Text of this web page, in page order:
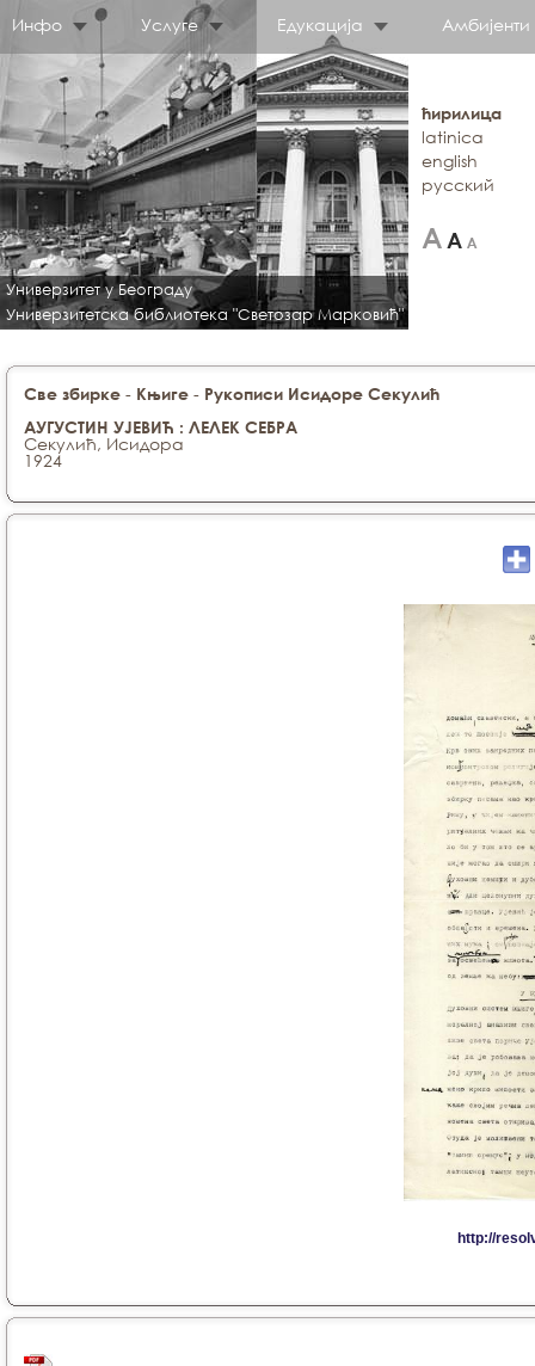
Инфо Услуге Едукација Амбијенти
Универзитет у Београду
Универзитетска библиотека "Светозар Марковић"
ћирилица
latinica
english
русский
Све збирке - Књиге - Рукописи Исидоре Секулић
АУГУСТИН УЈЕВИЋ : ЛЕЛЕК СЕБРА
Секулић, Исидора
1924